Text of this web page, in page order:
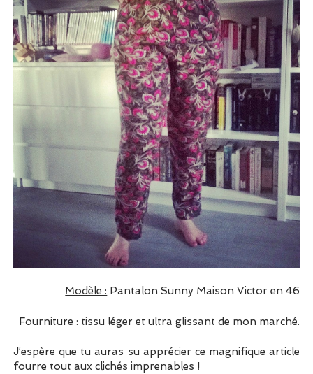
Modèle : Pantalon Sunny Maison Victor en 46
Fourniture : tissu léger et ultra glissant de mon marché.
J’espère que tu auras su apprécier ce magnifique article
fourre tout aux clichés imprenables !